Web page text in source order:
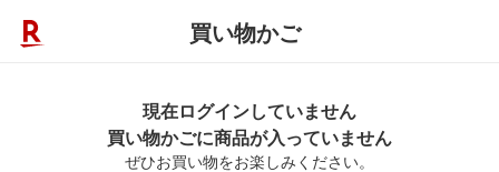
買い物かご
現在ログインしていません
買い物かごに商品が入っていません
ぜひお買い物をお楽しみください。